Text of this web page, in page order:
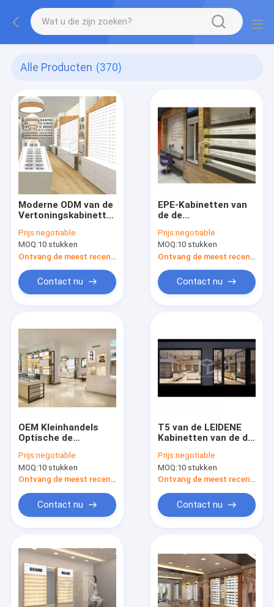
Alle Producten (370)
Moderne ODM van de
Vertoningskabinetten
Optische Winkel
Melamineraad
Prijs:negotiable
MOQ:10 stukken
Contact nu
EPE-Kabinetten van
de de
Schuimeyewear de
Optische 16mm MDF
Vrij Bevindend Rek
Prijs:negotiable
MOQ:10 stukken
Contact nu
OEM Kleinhandels
Optische de
van de
Winkelvertoning
Dikke MDF
Prijs:negotiable
MOQ:10 stukken
Contact nu
T5 van de LEIDENE
Kabinetten van de de
Oogglasopslag
Optische 3mm Dikke
MDF
Prijs:negotiable
MOQ:10 stukken
Contact nu